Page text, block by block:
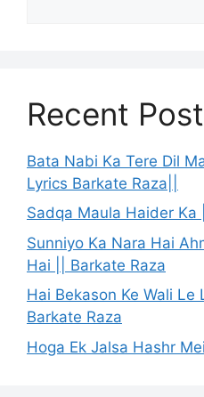
Recent
Bata Nabi Ka Tere Dil
Lyrics Barkate Raza||
Sadqa Maula Haider Ka
Sunniyo Ka Nara Hai
Hai || Barkate Raza
Hai Bekason Ke Wali Le
Barkate Raza
Hoga Ek Jalsa Hashr